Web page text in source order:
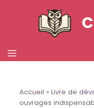
MENU
Accueil » Livre de
ouvrages